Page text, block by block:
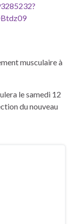
musculaire à
le samedi 12
du nouveau